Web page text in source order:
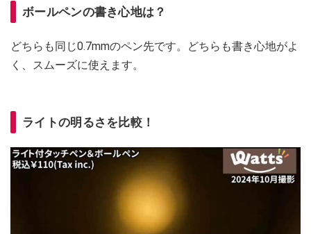
ボールペンの書き心地は？
どちらも同じ0.7mmのペン先です。どちらも書き心地がよ
く、スムーズに使えます。
ライトの明るさを比較！